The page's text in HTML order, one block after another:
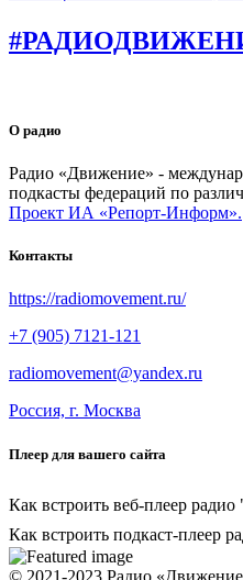
О радио
Радио «Движение» -
подкасты федераций по
Проект ИА «Репорт-Информ».
Контакты
https://radiomovement.ru/
+7 (905) 7121-121
radiomovement@yandex.ru
Россия, г. Москва
Плеер для вашего сайта
Как встроить веб-плеер
Как встроить подкаст-плеер
© 2021-2023 Радио